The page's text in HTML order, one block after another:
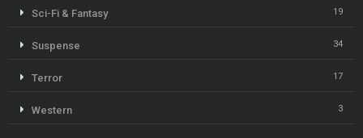
Sci-Fi & Fantasy 19
Suspense 34
Terror 17
Western 3